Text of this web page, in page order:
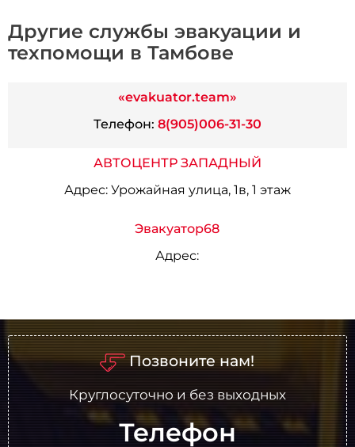
Другие службы эвакуации и
техпомощи в Тамбове
«evakuator.team»
Телефон: 8(905)006-31-30
АВТОЦЕНТР ЗАПАДНЫЙ
Адрес:Урожайная улица, 1в, 1 этаж
Эвакуатор68
Адрес:
Позвоните нам!
Круглосуточно и без выходных
Телефон